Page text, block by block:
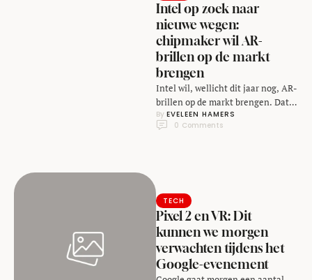
Intel op zoek naar
nieuwe wegen:
chipmaker wil AR-
brillen op de markt
brengen
Intel wil, wellicht dit jaar nog, AR-
brillen op de markt brengen. Dat
meldt The Verge. De chipmaker
zoekt …
By EVELEEN HAMERS
0 Comments
TECH
Pixel 2 en VR: Dit
kunnen we morgen
verwachten tijdens het
Google-evenement